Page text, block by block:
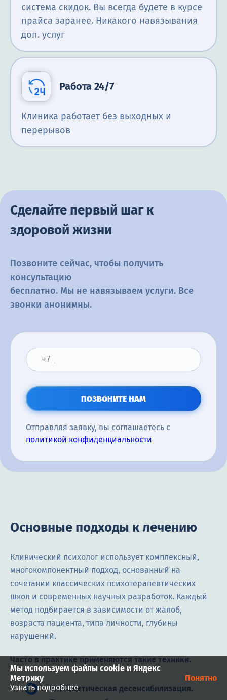
система скидок. Вы всегда будете в курсе
прайса заранее. Никакого навязывания
доп. услуг
Работа 24/7
Клиника работает без выходных и
перерывов
Сделайте первый шаг к
здоровой жизни
Позвоните сейчас, чтобы получить
консультацию
бесплатно. Мы не навязываем услуги. Все
звонки анонимны.
ПОЗВОНИТЕ НАМ
Отправляя заявку, вы соглашаетесь с
политикой конфиденциальности
Основные подходы к лечению
Клинический психолог использует комплексный,
многокомпонентный подход, основанный на
сочетании классических психотерапевтических
школ и современных научных разработок. Каждый
метод подбирается в зависимости от жалоб,
возраста пациента, типа личности, глубины
нарушений.
Часто в практике применяются такие техники.
Систематическая десенсибилизация.
Мы используем файлы cookie и Яндекс
Метрику
Узнать подробнее
Понятно